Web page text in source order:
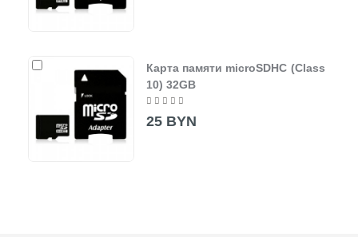
Карта памяти microSDHC (Class
10) 32GB
25 BYN